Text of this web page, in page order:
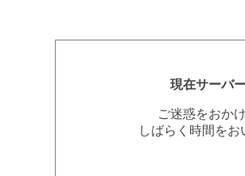
現在サーバ
ご迷惑をおか
しばらく時間を